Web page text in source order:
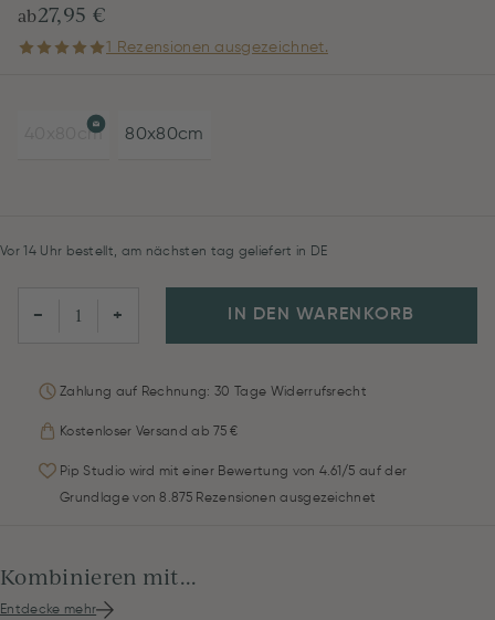
ab27,95 €
1 Rezensionen ausgezeichnet.
40x80cm 80x80cm
Vor 14 Uhr bestellt, am nächsten tag geliefert in DE
− + IN DEN WARENKORB
Zahlung auf Rechnung: 30 Tage Widerrufsrecht
Kostenloser Versand ab 75 €
Pip Studio wird mit einer Bewertung von 4.61/5 auf der
Grundlage von 8.875 Rezensionen ausgezeichnet
Kombinieren mit...
Entdecke mehr